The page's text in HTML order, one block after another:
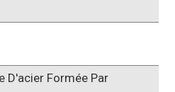
D'acier Formée Par